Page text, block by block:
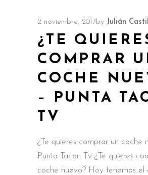
2 noviembre, 2017 by Julián
¿TE
COMPRAR
COCHE
– PUNTA
TV
¿Te quieres comprar un coche
Punta Tacon Tv ¿Te quieres
coche nuevo? Hoy tenemos el